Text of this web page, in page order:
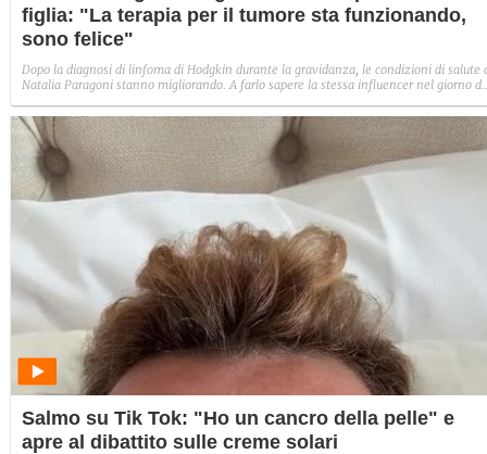
figlia: "La terapia per il tumore sta funzionando,
sono felice"
Dopo la diagnosi di linfoma di Hodgkin durante la gravidanza, le condizioni di salute
Natalia Paragoni stanno migliorando. A farlo sapere la stessa influencer nel giorno
sono grandi progressi, ma non è ancora finita".
Salmo su Tik Tok: "Ho un cancro della pelle" e
apre al dibattito sulle creme solari